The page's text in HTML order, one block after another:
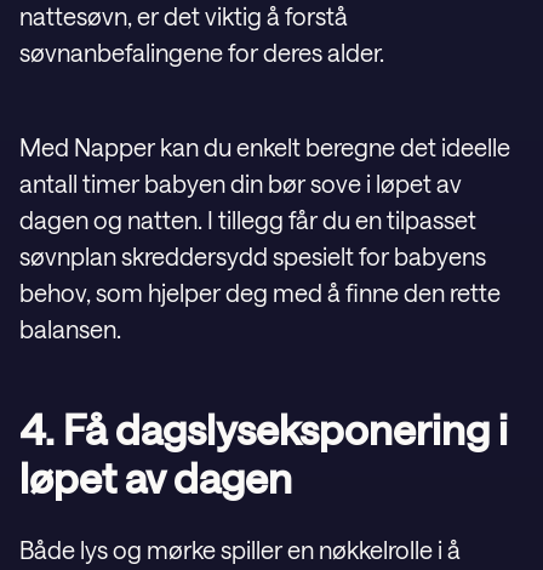
nattesøvn, er det viktig å forstå
søvnanbefalingene for deres alder.
Med Napper kan du enkelt beregne det ideelle
antall timer babyen din bør sove i løpet av
dagen og natten. I tillegg får du en tilpasset
søvnplan skreddersydd spesielt for babyens
behov, som hjelper deg med å finne den rette
balansen.
4. Få dagslyseksponering i
løpet av dagen
Både lys og mørke spiller en nøkkelrolle i å